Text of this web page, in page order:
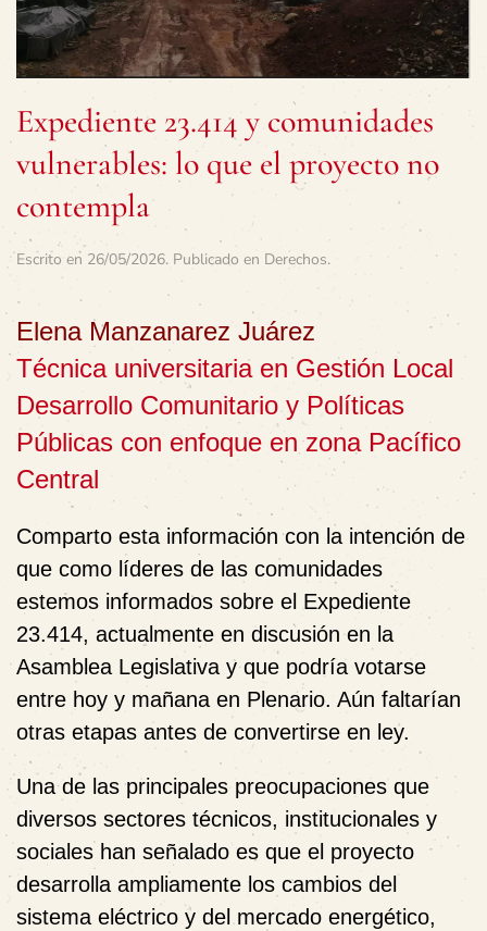
Expediente 23.414 y comunidades
vulnerables: lo que el proyecto no
contempla
Escrito en 26/05/2026. Publicado en Derechos.
Elena Manzanarez Juárez
Técnica universitaria en Gestión Local
Desarrollo Comunitario y Políticas
Públicas con enfoque en zona Pacífico
Central
Comparto esta información con la intención de
que como líderes de las comunidades
estemos informados sobre el Expediente
23.414, actualmente en discusión en la
Asamblea Legislativa y que podría votarse
entre hoy y mañana en Plenario. Aún faltarían
otras etapas antes de convertirse en ley.
Una de las principales preocupaciones que
diversos sectores técnicos, institucionales y
sociales han señalado es que el proyecto
desarrolla ampliamente los cambios del
sistema eléctrico y del mercado energético,